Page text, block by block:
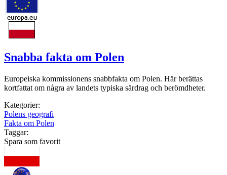
Snabba fakta om Polen
Europeiska kommissionens snabbfakta om Polen. Här berättas
kortfattat om några av landets typiska särdrag och berömdheter.
Kategorier:
Polens geografi
Fakta om Polen
Taggar:
Spara som favorit